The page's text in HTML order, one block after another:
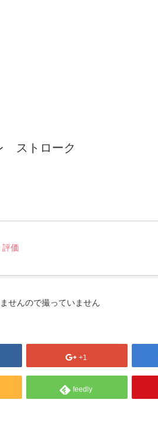
ストローク
評価
せんので撮っていません
+1
feedly